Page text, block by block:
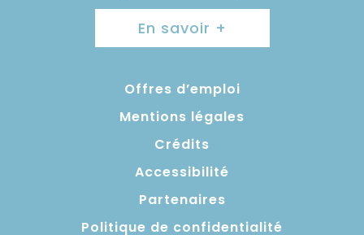
En savoir +
Offres d’emploi
Mentions légales
Crédits
Accessibilité
Partenaires
Politique de confidentialité